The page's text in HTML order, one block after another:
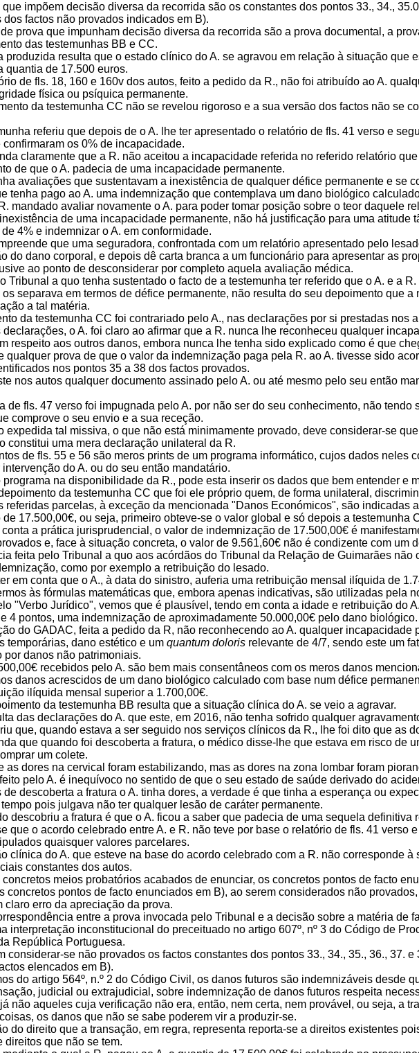
impõem decisão diversa da recorrida são os constantes dos pontos 33., 34.,
dos factos não provados indicados em B).
prova que impunham decisão diversa da recorrida são a prova documental, a
das testemunhas BB e CC.
resulta que o estado clínico do A. se agravou em relação à situação que
quantia de 17.500 euros.
de fls. 18, 160 e 160v dos autos, feito a pedido da R., não foi atribuído ao A.
física ou psíquica permanente.
da testemunha CC não se revelou rigoroso e a sua versão dos factos não se
referiu que depois de o A. lhe ter apresentado o relatório de fls. 41 verso e
confirmaram os 0% de incapacidade.
claramente que a R. não aceitou a incapacidade referida no referido relatório
de que o A. padecia de uma incapacidade permanente.
avaliações que sustentavam a inexistência de qualquer défice permanente e se
tenha pago ao A. uma indemnização que contemplava um dano biológico
mandado avaliar novamente o A. para poder tomar posição sobre o teor daquele
de uma incapacidade permanente, não há justificação para uma atitude
4% e indemnizar o A. em conformidade.
que uma seguradora, confrontada com um relatório apresentado pelo
do dano corporal, e depois dê carta branca a um funcionário para apresentar as
ao ponto de desconsiderar por completo aquela avaliação médica.
Tribunal a quo tenha sustentado o facto de a testemunha ter referido que o A. e a
separava em termos de défice permanente, não resulta do seu depoimento que
a tal matéria.
da testemunha CC foi contrariado pelo A., nas declarações por si prestadas nos
declarações, o A. foi claro ao afirmar que a R. nunca lhe reconheceu qualquer
respeito aos outros danos, embora nunca lhe tenha sido explicado como é que
qualquer prova de que o valor da indemnização paga pela R. ao A. tivesse sido
nos pontos 35 a 38 dos factos provados.
nos autos qualquer documento assinado pelo A. ou até mesmo pelo seu então
de fls. 47 verso foi impugnada pelo A. por não ser do seu conhecimento, não tendo
comprove o seu envio e a sua receção.
expedida tal missiva, o que não está minimamente provado, deve considerar-se
constitui uma mera declaração unilateral da R.
de fls. 55 e 56 são meros prints de um programa informático, cujos dados neles
do A. ou do seu então mandatário.
programa na disponibilidade da R., pode esta inserir os dados que bem entender e
da testemunha CC que foi ele próprio quem, de forma unilateral,
referidas parcelas, à exceção da mencionada "Danos Económicos", são indicadas
17.500,00€, ou seja, primeiro obteve-se o valor global e só depois a testemunha
conta a prática jurisprudencial, o valor de indemnização de 17.500,00€ é
e, face à situação concreta, o valor de 9.561,60€ não é condizente com um
feita pelo Tribunal a quo aos acórdãos do Tribunal da Relação de Guimarães não
como por exemplo a retribuição do lesado.
em conta que o A., à data do sinistro, auferia uma retribuição mensal ilíquida de
às fórmulas matemáticas que, embora apenas indicativas, são utilizadas pela
"Verbo Jurídico", vemos que é plausível, tendo em conta a idade e retribuição do
4 pontos, uma indemnização de aproximadamente 50.000,00€ pelo dano biológico.
do GADAC, feita a pedido da R, não reconhecendo ao A. qualquer incapacidade
temporárias, dano estético e um quantum doloris relevante de 4/7, sendo este um
por danos não patrimoniais.
recebidos pelo A. são bem mais consentâneos com os meros danos
danos acrescidos de um dano biológico calculado com base num défice
ilíquida mensal superior a 1.700,00€.
da testemunha BB resulta que a situação clínica do A. se veio a agravar.
das declarações do A. que este, em 2016, não tenha sofrido qualquer
que, quando estava a ser seguido nos serviços clínicos da R., lhe foi dito que as
que quando foi descoberta a fratura, o médico disse-lhe que estava em risco de
um colete.
as dores na cervical foram estabilizando, mas as dores na zona lombar foram
pelo A. é inequívoco no sentido de que o seu estado de saúde derivado do
de descoberta a fratura o A. tinha dores, a verdade é que tinha a esperança ou
pois julgava não ter qualquer lesão de caráter permanente.
descobriu a fratura é que o A. ficou a saber que padecia de uma sequela definitiva
que o acordo celebrado entre A. e R. não teve por base o relatório de fls. 41 verso
quaisquer valores parcelares.
clínica do A. que esteve na base do acordo celebrado com a R. não corresponde
constantes dos autos.
meios probatórios acabados de enunciar, os concretos pontos de facto
concretos pontos de facto enunciados em B), ao serem considerados não
claro erro da apreciação da prova.
entre a prova invocada pelo Tribunal e a decisão sobre a matéria de
interpretação inconstitucional do preceituado no artigo 607º, nº 3 do Código de
República Portuguesa.
considerar-se não provados os factos constantes dos pontos 33., 34., 35., 36., 37.
elencados em B).
do artigo 564º, n.º 2 do Código Civil, os danos futuros são indemnizáveis desde
judicial ou extrajudicial, sobre indemnização de danos futuros respeita
não aqueles cuja verificação não era, então, nem certa, nem provável, ou seja, a
os danos que não se sabe poderem vir a produzir-se.
do direito que a transação, em regra, representa reporta-se a direitos existentes
direitos que não se tem.